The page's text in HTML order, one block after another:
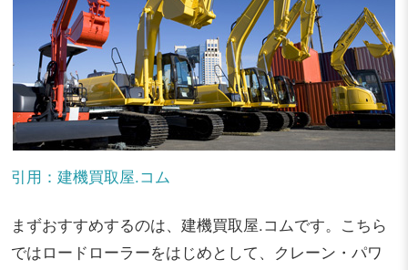
引用：建機買取屋.コム
まずおすすめするのは、建機買取屋.コムです。こちら
ではロードローラーをはじめとして、クレーン・パワ